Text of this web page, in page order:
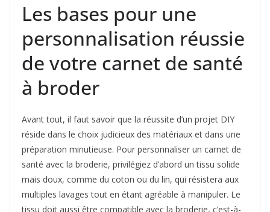
Les bases pour une
personnalisation réussie
de votre carnet de santé
à broder
Avant tout, il faut savoir que la réussite d’un projet DIY
réside dans le choix judicieux des matériaux et dans une
préparation minutieuse. Pour personnaliser un carnet de
santé avec la broderie, privilégiez d’abord un tissu solide
mais doux, comme du coton ou du lin, qui résistera aux
multiples lavages tout en étant agréable à manipuler. Le
tissu doit aussi être compatible avec la broderie, c’est-à-